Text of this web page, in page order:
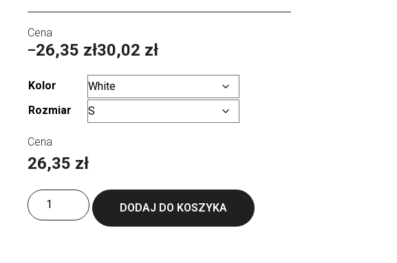
26,35 zł
– 30,02 zł
Zakres
cen:
do
30,02 zł
Kolor
Rozmiar
26,35 zł
ilość
Inspire
DODAJ DO KOSZYKA